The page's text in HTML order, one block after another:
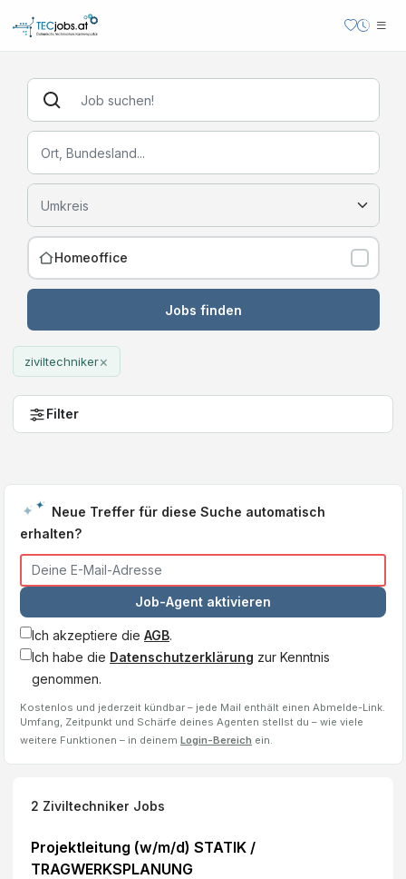
Homeoffice
Jobs finden
ziviltechniker×
Filter
Neue Treffer für diese Suche automatisch
erhalten?
Job-Agent aktivieren
Ich akzeptiere die AGB.
Ich habe die Datenschutzerklärung zur Kenntnis
genommen.
Kostenlos und jederzeit kündbar – jede Mail enthält einen Abmelde-Link.
Umfang, Zeitpunkt und Schärfe deines Agenten stellst du – wie viele
weitere Funktionen – in deinem Login-Bereich ein.
2 Ziviltechniker Jobs
Projektleitung (w/m/d) STATIK /
TRAGWERKSPLANUNG